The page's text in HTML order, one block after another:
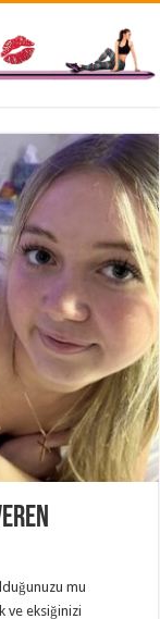
mu
ve eksiğinizi